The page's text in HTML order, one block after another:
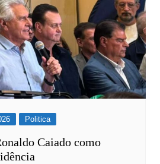
Politica
Caiado como